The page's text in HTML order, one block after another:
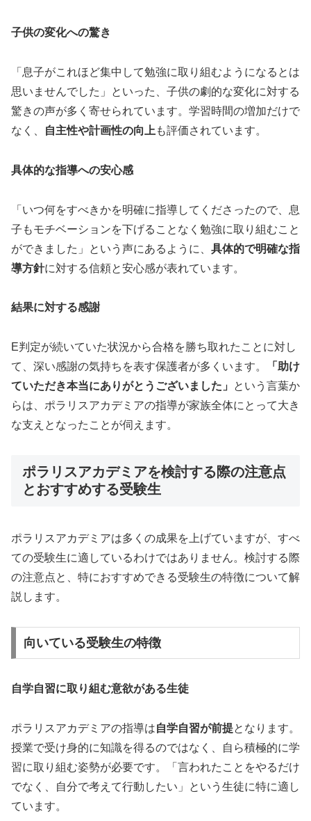
子供の変化への驚き
「息子がこれほど集中して勉強に取り組むようになるとは
思いませんでした」といった、子供の劇的な変化に対する
驚きの声が多く寄せられています。学習時間の増加だけで
なく、
自主性や計画性の向上 も評価されています。
具体的な指導への安心感
「いつ何をすべきかを明確に指導してくださったので、息
子もモチベーションを下げることなく勉強に取り組むこと
ができました」という声にあるように、 具体的で明確な指
導方針に対する信頼と安心感が表れています。
結果に対する感謝
E判定が続いていた状況から合格を勝ち取れたことに対し
て、深い感謝の気持ちを表す保護者が多くいます。
「助け
ていただき本当にありがとうございました」
という言葉か
らは、ポラリスアカデミアの指導が家族全体にとって大き
な支えとなったことが伺えます。
ポラリスアカデミアを検討する際の注意点
とおすすめする受験生
ポラリスアカデミアは多くの成果を上げていますが、すべ
ての受験生に適しているわけではありません。検討する際
の注意点と、特におすすめできる受験生の特徴について解
説します。
向いている受験生の特徴
自学自習に取り組む意欲がある生徒
ポラリスアカデミアの指導は自学自習が前提となります。
授業で受け身的に知識を得るのではなく、自ら積極的に学
習に取り組む姿勢が必要です。「言われたことをやるだけ
でなく、自分で考えて行動したい」という生徒に特に適し
ています。